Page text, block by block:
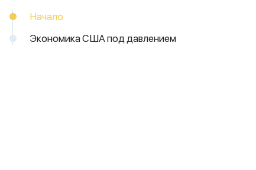
Начало
Экономика США под давлением